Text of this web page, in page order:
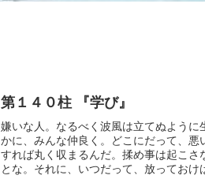
第１４０柱 『学び』
嫌いな人。なるべく波風は立てぬように
かに、みんな仲良く。どこにだって、悪
すれば丸く収まるんだ。揉め事は起こさ
とな。それに、いつだって、放っておけ